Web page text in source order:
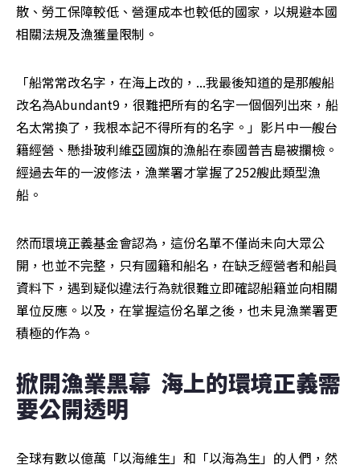
散、勞工保障較低、營運成本也較低的國家，以規避本國
相關法規及漁獲量限制。
「船常常改名字，在海上改的，...我最後知道的是那艘船
改名為Abundant9，很難把所有的名字一個個列出來，船
名太常換了，我根本記不得所有的名字。」影片中一艘台
籍經營、懸掛玻利維亞國旗的漁船在泰國普吉島被攔檢。
經過去年的一波修法，漁業署才掌握了252艘此類型漁
船。
然而環境正義基金會認為，這份名單不僅尚未向大眾公
開，也並不完整，只有國籍和船名，在缺乏經營者和船員
資料下，遇到疑似違法行為就很難立即確認船籍並向相關
單位反應。以及，在掌握這份名單之後，也未見漁業署更
積極的作為。
掀開漁業黑幕  海上的環境正義需
要公開透明
全球有數以億萬「以海維生」和「以海為生」的人們，然